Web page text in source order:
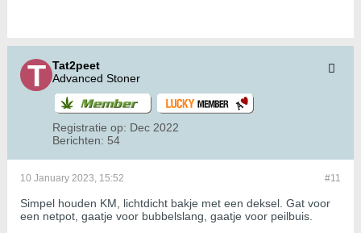
Tat2peet
Advanced Stoner
Registratie op: Dec 2022
Berichten: 54
#11
10 January 2023, 15:52
Simpel houden KM, lichtdicht bakje met een deksel. Gat voor
een netpot, gaatje voor bubbelslang, gaatje voor peilbuis.